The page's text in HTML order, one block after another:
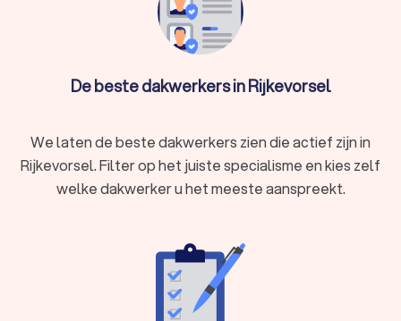
keuze voor het dakdekkingsbedrijf. We kunnen u ook
helpen door direct prijsopgaven aan te vragen bij
verschillende dakdekkers. Zo kunt u eenvoudig de
dakdekkers vergelijken en de dakdekker kiezen die bij u
past.De beste dakwerkers in Rijkevorsel
We laten de beste dakwerkers zien die actief zijn in
Rijkevorsel. Filter op het juiste specialisme en kies zelf
welke dakwerker u het meeste aanspreekt.